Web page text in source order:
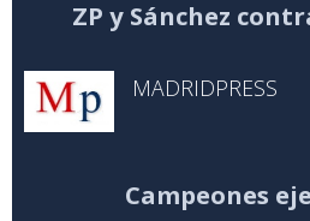
ZP y Sánchez
MADRIDPRESS
Campeones